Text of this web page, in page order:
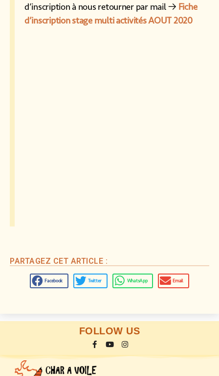
d’inscription à nous retourner par mail → Fiche
d’inscription stage multi activités AOUT 2020
PARTAGEZ CET ARTICLE :
Facebook Twitter WhatsApp Email
FOLLOW US